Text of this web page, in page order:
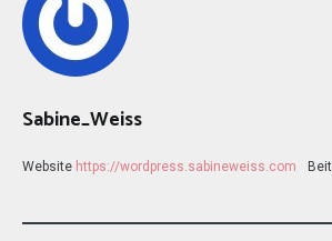
Sabine_Weiss
Website https://wordpress.sabineweiss.com